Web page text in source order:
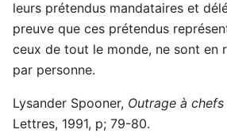
leurs prétendus mandataires et
preuve que ces prétendus
ceux de tout le monde, ne sont en
par personne.
Lysander Spooner, Outrage à
Lettres, 1991, p; 79-80.